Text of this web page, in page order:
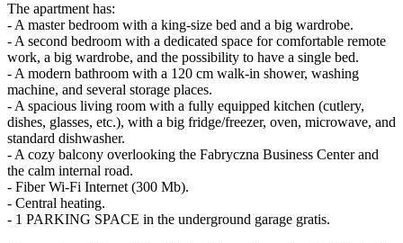
The apartment has:
- A master bedroom with a king-size bed and a big wardrobe.
- A second bedroom with a dedicated space for comfortable remote
work, a big wardrobe, and the possibility to have a single bed.
- A modern bathroom with a 120 cm walk-in shower, washing
machine, and several storage places.
- A spacious living room with a fully equipped kitchen (cutlery,
dishes, glasses, etc.), with a big fridge/freezer, oven, microwave, and
standard dishwasher.
- A cozy balcony overlooking the Fabryczna Business Center and
the calm internal road.
- Fiber Wi-Fi Internet (300 Mb).
- Central heating.
- 1 PARKING SPACE in the underground garage gratis.